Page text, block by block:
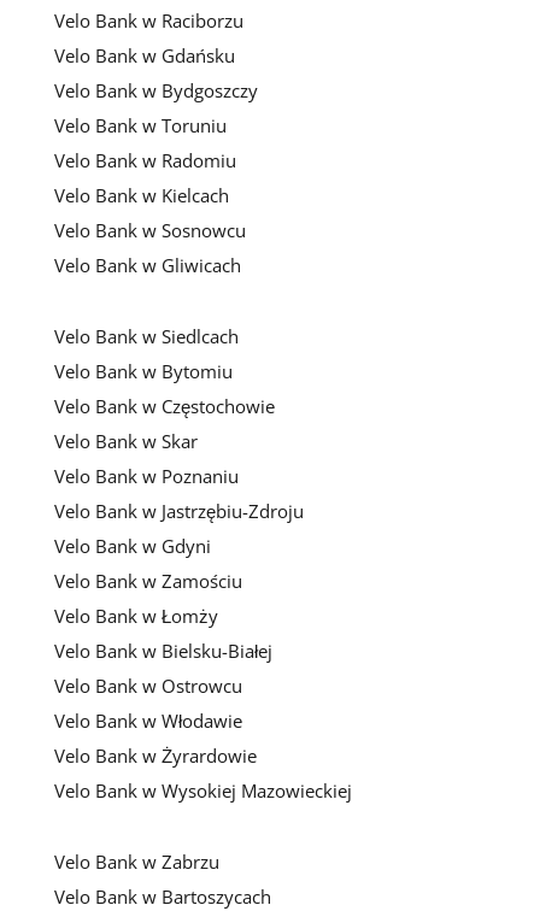
Velo Bank w Raciborzu
Velo Bank w Gdańsku
Velo Bank w Bydgoszczy
Velo Bank w Toruniu
Velo Bank w Radomiu
Velo Bank w Kielcach
Velo Bank w Sosnowcu
Velo Bank w Gliwicach
Velo Bank w Siedlcach
Velo Bank w Bytomiu
Velo Bank w Częstochowie
Velo Bank w Skar
Velo Bank w Poznaniu
Velo Bank w Jastrzębiu-Zdroju
Velo Bank w Gdyni
Velo Bank w Zamościu
Velo Bank w Łomży
Velo Bank w Bielsku-Białej
Velo Bank w Ostrowcu
Velo Bank w Włodawie
Velo Bank w Żyrardowie
Velo Bank w Wysokiej Mazowieckiej
Velo Bank w Zabrzu
Velo Bank w Bartoszycach